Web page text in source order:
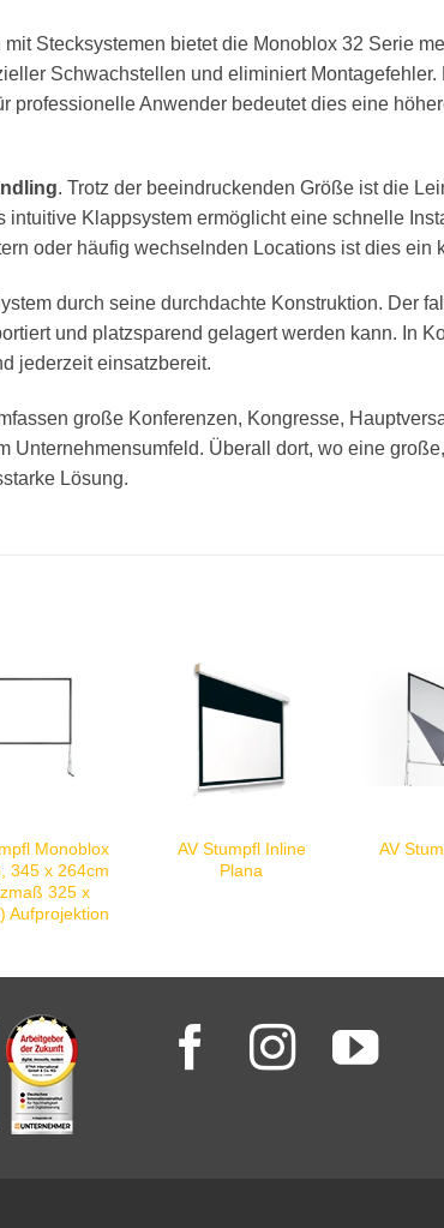
Stecksystemen bietet die Monoblox 32 Serie
Schwachstellen und eliminiert
Anwender bedeutet dies eine
. Trotz der beeindruckenden Größe ist die
Klappsystem ermöglicht eine schnelle
oder häufig wechselnden Locations ist dies ein
durch seine durchdachte Konstruktion. Der
und platzsparend gelagert werden kann. In
jederzeit einsatzbereit.
große Konferenzen, Kongresse,
Unternehmensumfeld. Überall dort, wo eine
Lösung.
Monoblox
345 x 264cm
325 x
Aufprojektion
AV Stumpfl Inline
Plana
AV